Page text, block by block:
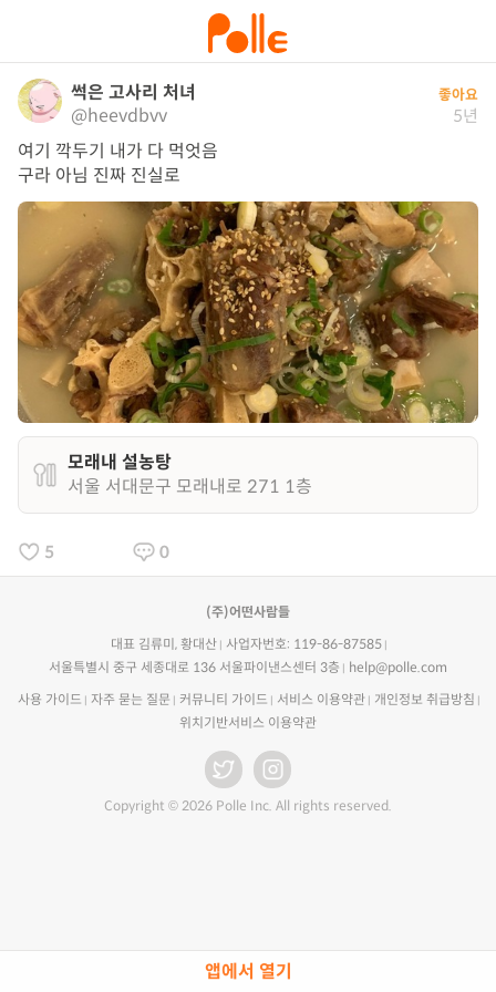
앱에서 열기
썩은 고사리 처녀
@heevdbvv
좋아요
5년
여기 깍두기 내가 다 먹엇음
구라 아님 진짜 진실로
모래내 설농탕
서울 서대문구 모래내로 271 1층
5 0
(주)어떤사람들
대표 김류미, 황대산
사업자번호: 119-86-87585
서울특별시 중구 세종대로 136 서울파이낸스센터 3층
help@polle.com
사용 가이드 자주 묻는 질문 커뮤니티 가이드 서비스 이용약관
개인정보 취급방침
위치기반서비스 이용약관
Copyright © 2026 Polle Inc. All rights reserved.